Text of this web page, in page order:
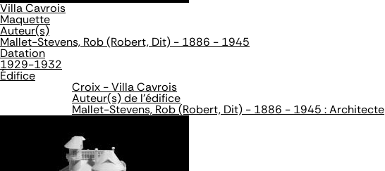
Villa Cavrois
Maquette
Auteur(s)
Mallet-Stevens, Rob (Robert, Dit) - 1886 - 1945
Datation
1929-1932
Édifice
Croix - Villa Cavrois
Auteur(s) de l'édifice
Mallet-Stevens, Rob (Robert, Dit) - 1886 - 1945 : Architecte